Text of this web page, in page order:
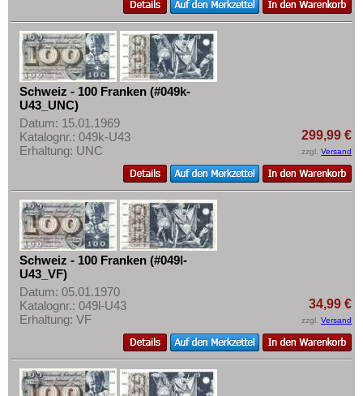
Schweiz - 100 Franken (#049k-
U43_UNC)
Datum: 15.01.1969
Katalognr.: 049k-U43
Erhaltung: UNC
299,99 €
zzgl. Versand
Schweiz - 100 Franken (#049l-
U43_VF)
Datum: 05.01.1970
Katalognr.: 049l-U43
Erhaltung: VF
34,99 €
zzgl. Versand